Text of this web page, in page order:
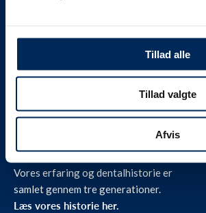
Tillad alle
Tillad valgte
Afvis
Kontakt
Privatlivspolitik
OM OS 🦷
Vores erfaring og dentalhistorie er
samlet gennem tre generationer.
Læs vores historie her.